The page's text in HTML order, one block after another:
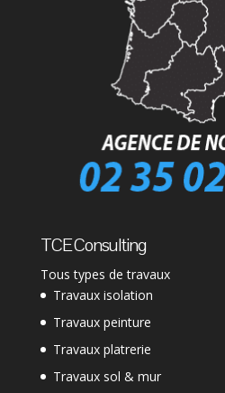
TCE Consulting
Tous types de travaux
Travaux isolation
Travaux peinture
Travaux platrerie
Travaux sol & mur